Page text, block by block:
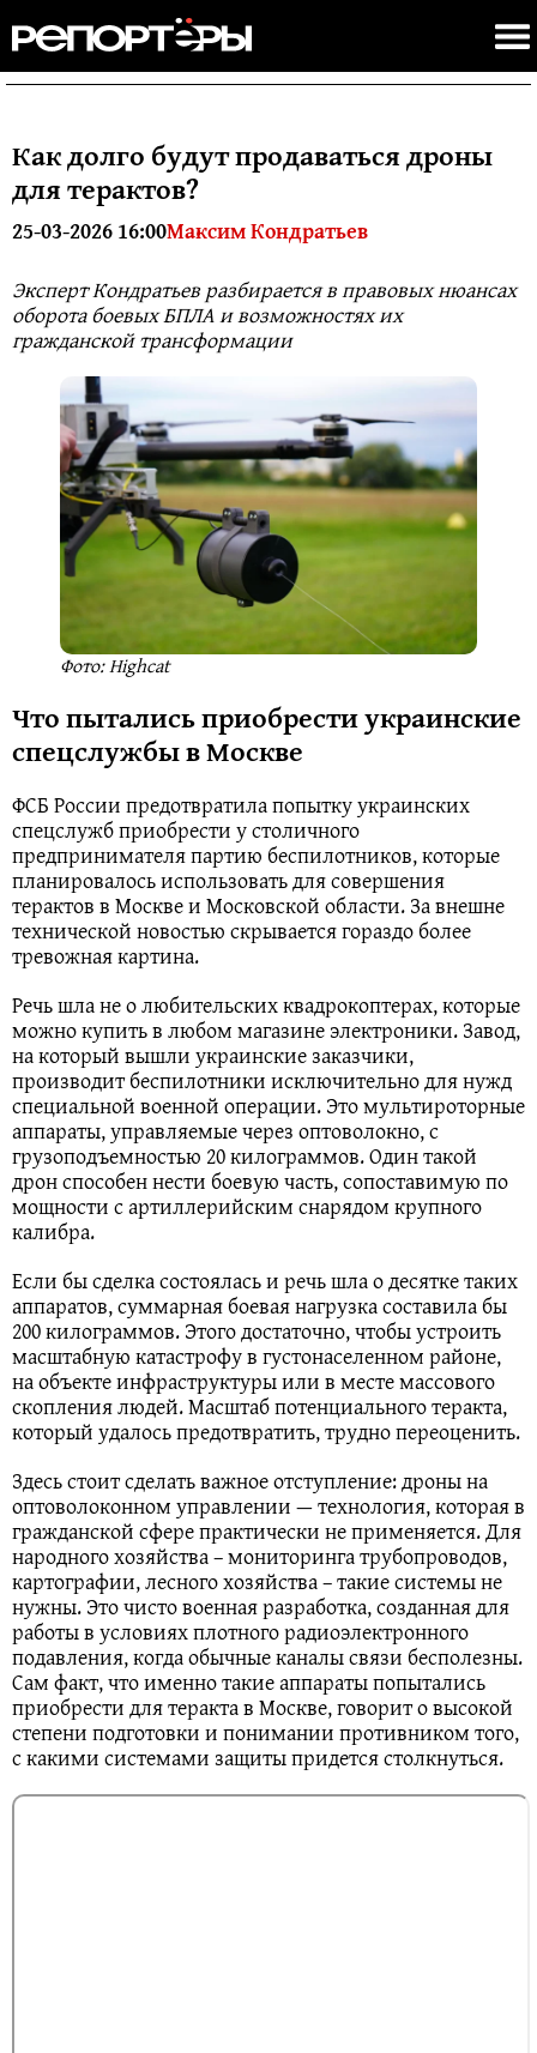
Как долго будут продаваться дроны
для терактов?
25-03-2026 16:00Максим Кондратьев
Эксперт Кондратьев разбирается в правовых нюансах
оборота боевых БПЛА и возможностях их
гражданской трансформации
Фото: Highcat
Что пытались приобрести украинские
спецслужбы в Москве
ФСБ России предотвратила попытку украинских
спецслужб приобрести у столичного
предпринимателя партию беспилотников, которые
планировалось использовать для совершения
терактов в Москве и Московской области. За внешне
технической новостью скрывается гораздо более
тревожная картина.
Речь шла не о любительских квадрокоптерах, которые
можно купить в любом магазине электроники. Завод,
на который вышли украинские заказчики,
производит беспилотники исключительно для нужд
специальной военной операции. Это мультироторные
аппараты, управляемые через оптоволокно, с
грузоподъемностью 20 килограммов. Один такой
дрон способен нести боевую часть, сопоставимую по
мощности с артиллерийским снарядом крупного
калибра.
Если бы сделка состоялась и речь шла о десятке таких
аппаратов, суммарная боевая нагрузка составила бы
200 килограммов. Этого достаточно, чтобы устроить
масштабную катастрофу в густонаселенном районе,
на объекте инфраструктуры или в месте массового
скопления людей. Масштаб потенциального теракта,
который удалось предотвратить, трудно переоценить.
Здесь стоит сделать важное отступление: дроны на
оптоволоконном управлении — технология, которая в
гражданской сфере практически не применяется. Для
народного хозяйства – мониторинга трубопроводов,
картографии, лесного хозяйства – такие системы не
нужны. Это чисто военная разработка, созданная для
работы в условиях плотного радиоэлектронного
подавления, когда обычные каналы связи бесполезны.
Сам факт, что именно такие аппараты попытались
приобрести для теракта в Москве, говорит о высокой
степени подготовки и понимании противником того,
с какими системами защиты придется столкнуться.